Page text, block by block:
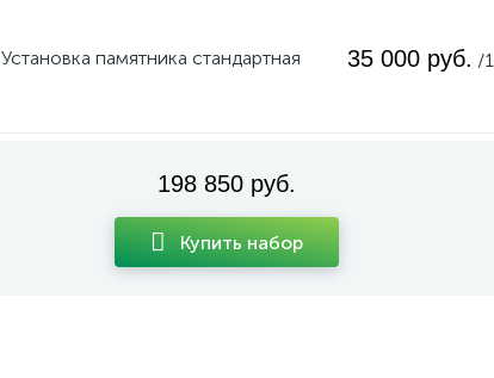
Установка памятника стандартная 35 000 руб. /
198 850 руб.
Купить набор